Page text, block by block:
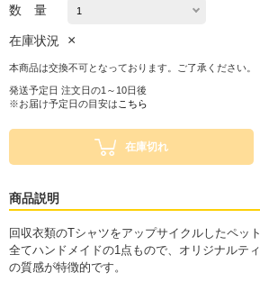
数 量
在庫状況 ×
本商品は交換不可となっております。ご了承ください。
発送予定日 注文日の1～10日後
※お届け予定日の目安は こちら
在庫切れ
商品説明
回収衣類のTシャツをアップサイクルしたペッ
全てハンドメイドの1点もので、オリジナルテ
の質感が特徴的です。